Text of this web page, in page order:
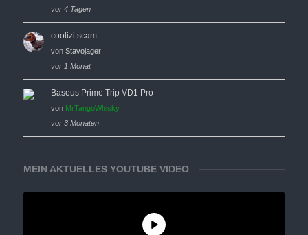
vor 4 Tagen
coolizi scam
von Stavojager
vor 1 Monat
Baseus Prime Trip VD1 Pro
von MrTangoWhisky
vor 3 Monaten
MEIN AKTUELLES YOUTUBE VIDEO